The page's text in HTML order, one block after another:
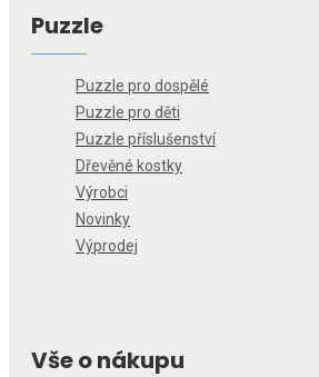
Puzzle
Puzzle pro dospělé
Puzzle pro děti
Puzzle příslušenství
Dřevěné kostky
Výrobci
Novinky
Výprodej
Vše o nákupu